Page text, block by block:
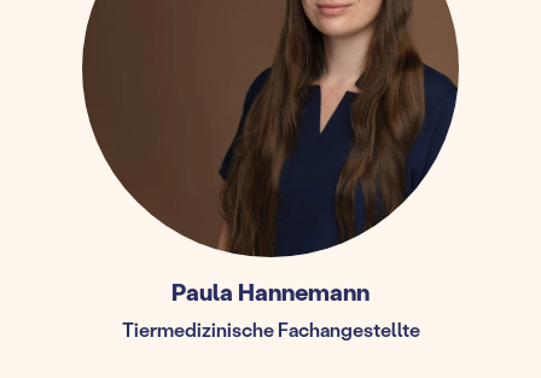
Paula Hannemann
Tiermedizinische Fachangestellte